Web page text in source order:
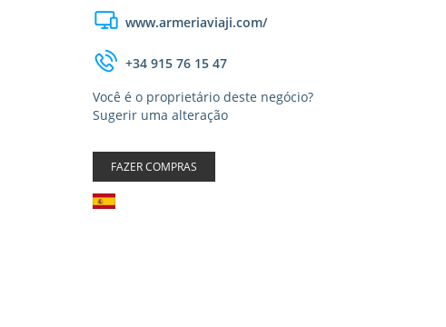
www.armeriaviaji.com/
+34 915 76 15 47
Você é o proprietário deste negócio?
Sugerir uma alteração
FAZER COMPRAS